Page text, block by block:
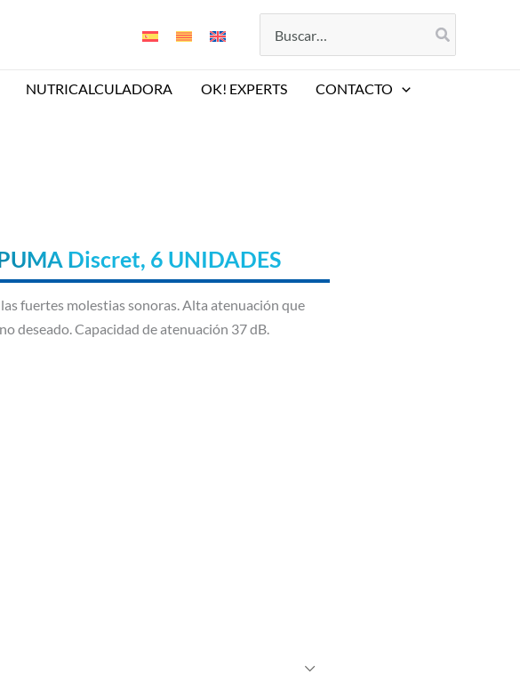
por:
NUTRICALCULADORA OK! EXPERTS CONTACTO
Discret, 6 UNIDADES
fuertes molestias sonoras. Alta atenuación que
deseado. Capacidad de atenuación 37 dB.